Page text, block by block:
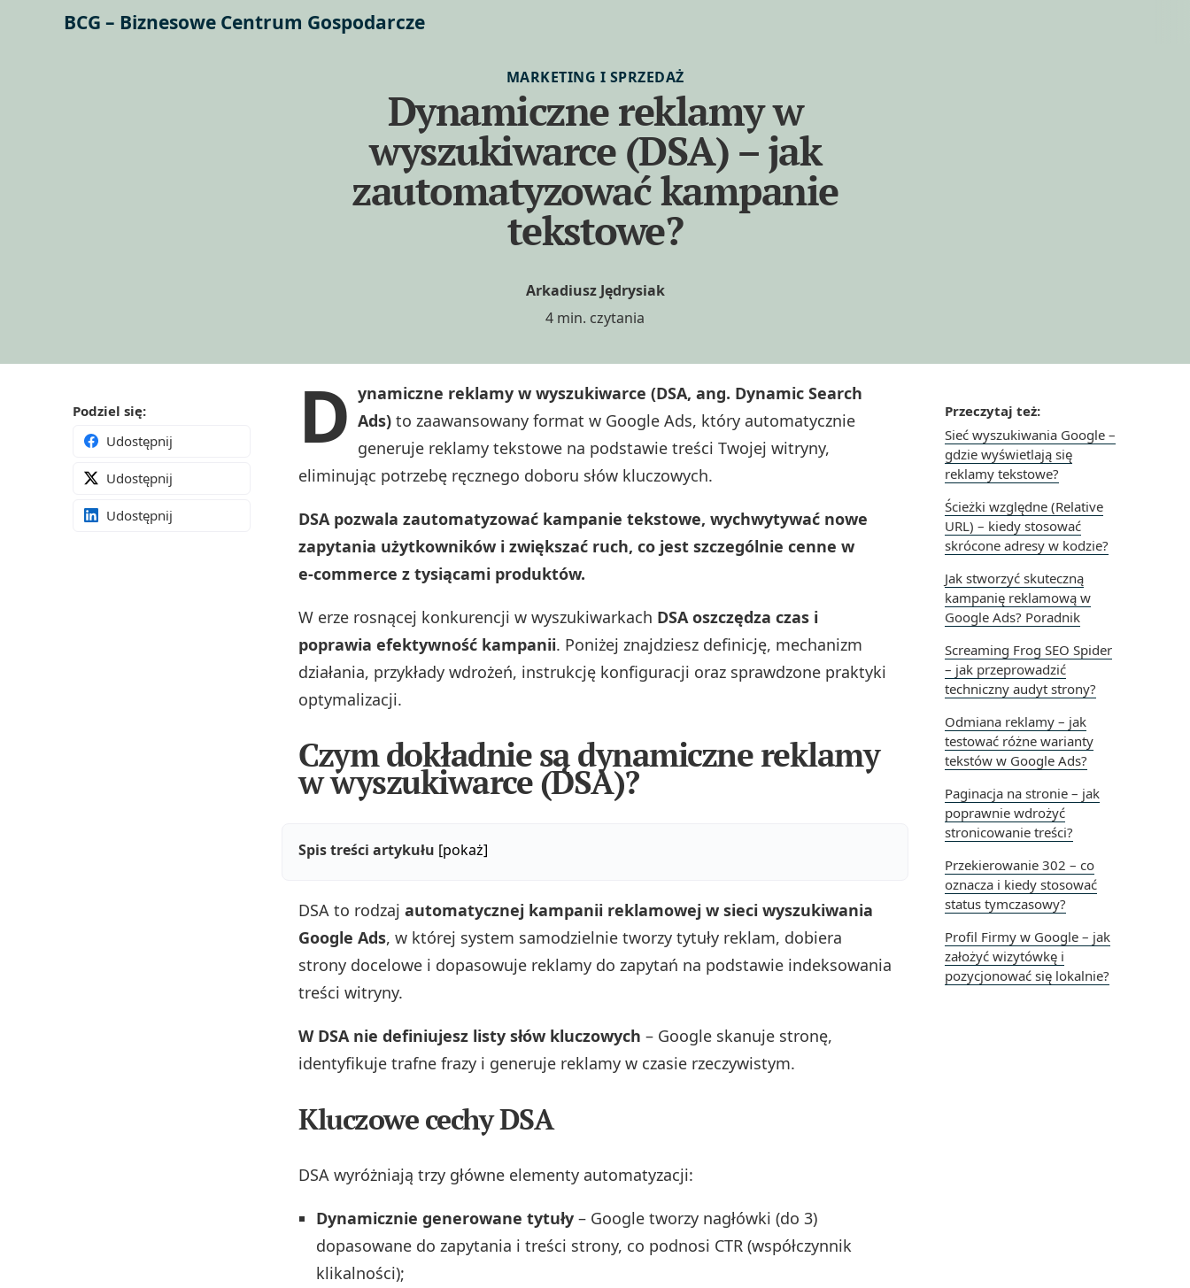
BCG – Biznesowe Centrum Gospodarcze
MARKETING I SPRZEDAŻ
Dynamiczne reklamy w
wyszukiwarce (DSA) – jak
zautomatyzować kampanie
tekstowe?
Arkadiusz Jędrysiak
4 min. czytania
Przeczytaj też:
Sieć wyszukiwania Google –
gdzie wyświetlają się
reklamy tekstowe?
Ścieżki względne (Relative
URL) – kiedy stosować
skrócone adresy w kodzie?
Jak stworzyć skuteczną
kampanię reklamową w
Google Ads? Poradnik
Screaming Frog SEO Spider
– jak przeprowadzić
techniczny audyt strony?
Odmiana reklamy – jak
testować różne warianty
tekstów w Google Ads?
Paginacja na stronie – jak
poprawnie wdrożyć
stronicowanie treści?
Przekierowanie 302 – co
oznacza i kiedy stosować
status tymczasowy?
Profil Firmy w Google – jak
założyć wizytówkę i
pozycjonować się lokalnie?
Podziel się:
Udostępnij
Udostępnij
Udostępnij
D ynamiczne reklamy w wyszukiwarce (DSA, ang. Dynamic Search
Ads) to zaawansowany format w Google Ads, który automatycznie
generuje reklamy tekstowe na podstawie treści Twojej witryny,
eliminując potrzebę ręcznego doboru słów kluczowych.
DSA pozwala zautomatyzować kampanie tekstowe, wychwytywać nowe
zapytania użytkowników i zwiększać ruch, co jest szczególnie cenne w
e‑commerce z tysiącami produktów.
W erze rosnącej konkurencji w wyszukiwarkach DSA oszczędza czas i
poprawia efektywność kampanii. Poniżej znajdziesz definicję, mechanizm
działania, przykłady wdrożeń, instrukcję konfiguracji oraz sprawdzone praktyki
optymalizacji.
Czym dokładnie są dynamiczne reklamy
w wyszukiwarce (DSA)?
Spis treści artykułu [pokaż]
DSA to rodzaj automatycznej kampanii reklamowej w sieci wyszukiwania
Google Ads, w której system samodzielnie tworzy tytuły reklam, dobiera
strony docelowe i dopasowuje reklamy do zapytań na podstawie indeksowania
treści witryny.
W DSA nie definiujesz listy słów kluczowych – Google skanuje stronę,
identyfikuje trafne frazy i generuje reklamy w czasie rzeczywistym.
Kluczowe cechy DSA
DSA wyróżniają trzy główne elementy automatyzacji:
Dynamicznie generowane tytuły – Google tworzy nagłówki (do 3)
dopasowane do zapytania i treści strony, co podnosi CTR (współczynnik
klikalności);